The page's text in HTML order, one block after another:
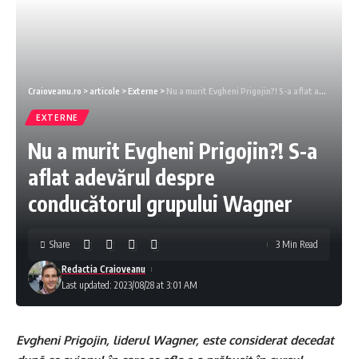
Craioveanu.ro > articole > Externe > Nu a murit Evgheni Prigojin?! S-a aflat adevărul despre conducătorul grupului Wagner
EXTERNE
Nu a murit Evgheni Prigojin?! S-a
aflat adevărul despre
conducătorul grupului Wagner
Last updated: 2023/08/28 at 3:01 AM
Redactia Craioveanu
Share 3 Min Read
Evgheni Prigojin, liderul Wagner, este considerat decedat